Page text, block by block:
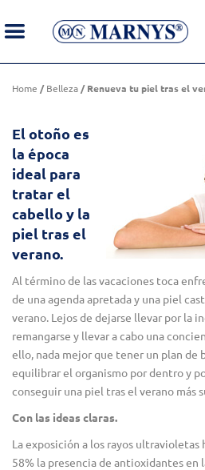
Renueva tu piel tras el verano
Home /Belleza / Renueva tu piel tras el
El otoño es
la época
ideal para
tratar el
cabello y la
piel tras el
verano.
Al término de las vacaciones toca
de una agenda apretada y una piel
verano. Lejos de dejarse llevar por la
remangarse y llevar a cabo una
ello, nada mejor que tener un plan de
equilibrar el organismo por dentro y
conseguir una piel tras el verano más
Con las ideas claras.
La exposición a los rayos ultravioletas
58% la presencia de antioxidantes en